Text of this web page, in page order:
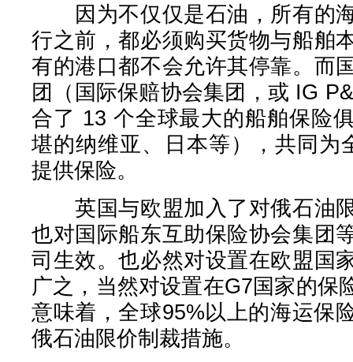
因为不仅仅是石油，所有的
行之前，都必须购买货物与船舶
有的港口都不会允许其停靠。而
团（国际保赔协会集团，或 IG
合了 13 个全球最大的船舶保险
堪的纳维亚、日本等），共同为
提供保险。
英国与欧盟加入了对俄石油
也对国际船东互助保险协会集团
司生效。也必然对设置在欧盟国
广之，当然对设置在G7国家的保
意味着，全球95%以上的海运保
俄石油限价制裁措施。